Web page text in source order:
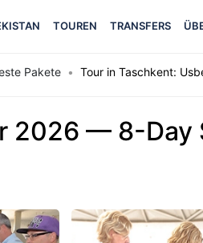
TOUREN TRANSFERS
Pakete Tour in Taschkent:
2026 — 8-Day